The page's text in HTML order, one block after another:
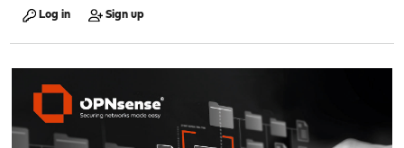
Log in Sign up